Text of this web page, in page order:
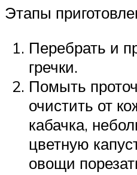
Этапы
Перебрать и
гречки.
Помыть
очистить от
кабачка,
цветную
овощи